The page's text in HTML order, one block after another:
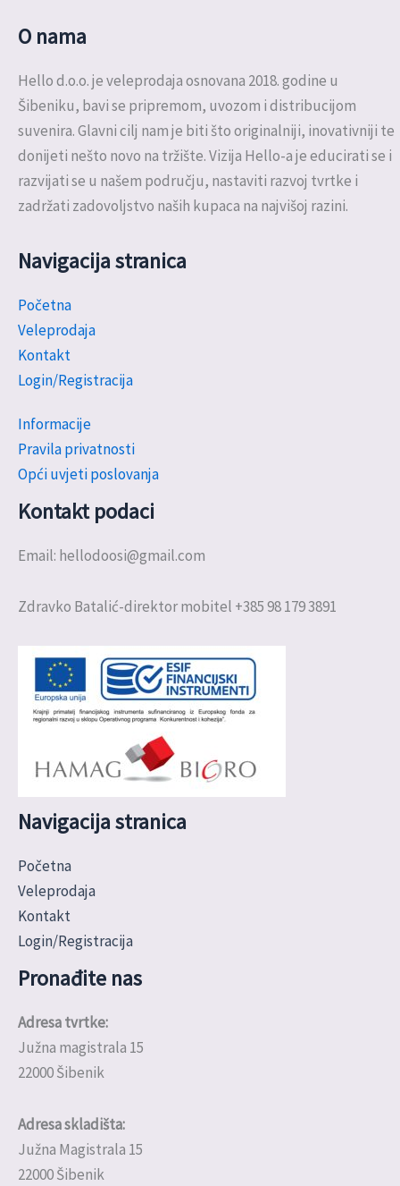
O nama
Hello d.o.o. je veleprodaja osnovana 2018. godine u
Šibeniku, bavi se pripremom, uvozom i distribucijom
suvenira. Glavni cilj nam je biti što originalniji, inovativniji te
donijeti nešto novo na tržište. Vizija Hello-a je educirati se i
razvijati se u našem području, nastaviti razvoj tvrtke i
zadržati zadovoljstvo naših kupaca na najvišoj razini.
Navigacija stranica
Početna
Veleprodaja
Kontakt
Login/Registracija
Informacije
Pravila privatnosti
Opći uvjeti poslovanja
Kontakt podaci
Email: hellodoosi@gmail.com
Zdravko Batalić-direktor mobitel +385 98 179 3891
Navigacija stranica
Početna
Veleprodaja
Kontakt
Login/Registracija
Pronađite nas
Adresa tvrtke:
Južna magistrala 15
22000 Šibenik
Adresa skladišta:
Južna Magistrala 15
22000 Šibenik